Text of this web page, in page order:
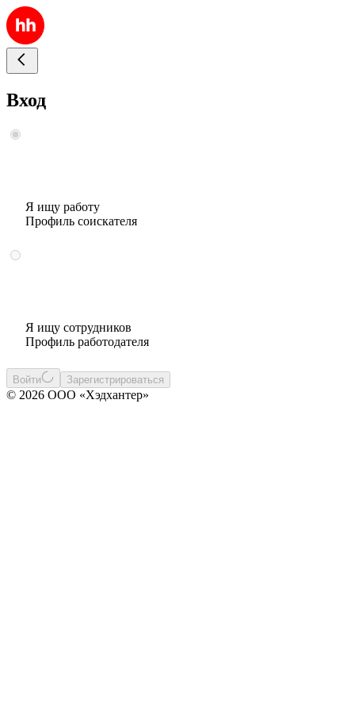
Вход
Я ищу работу
Профиль соискателя
Я ищу сотрудников
Профиль работодателя
Войти Зарегистрироваться
© 2026 ООО «Хэдхантер»